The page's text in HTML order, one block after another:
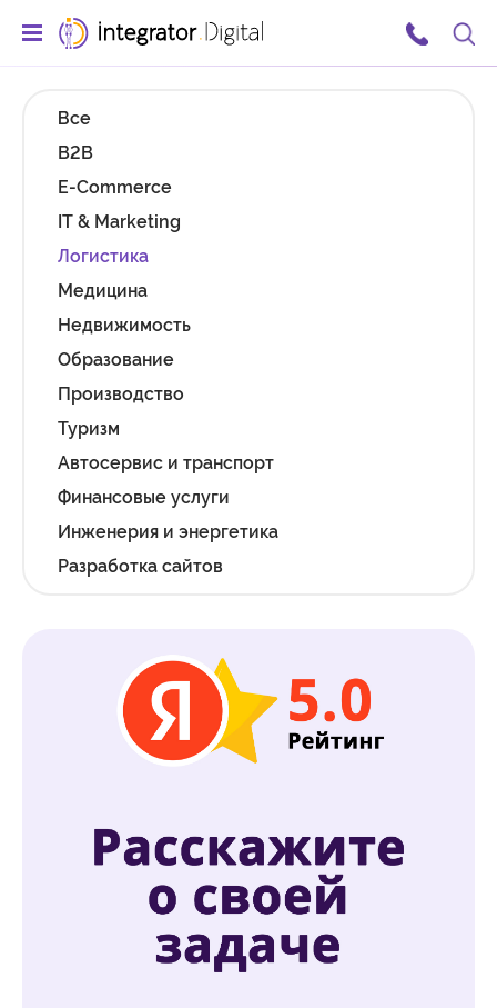
Ссылка на главную страницу
Все
B2B
E-Commerce
IT & Marketing
Логистика
Медицина
Недвижимость
Образование
Производство
Туризм
Автосервис и транспорт
Финансовые услуги
Инженерия и энергетика
Разработка сайтов